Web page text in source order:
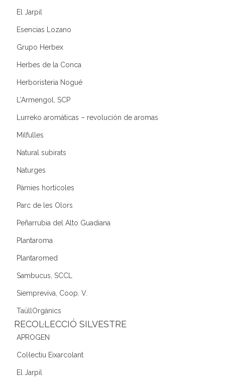
El Jarpil
Esencias Lozano
Grupo Herbex
Herbes de la Conca
Herboristeria Nogué
L'Armengol, SCP
Lurreko aromáticas – revolución de aromas
Milfulles
Natural subirats
Naturges
Pàmies hortícoles
Parc de les Olors
Peñarrubia del Alto Guadiana
Plantaroma
Plantaromed
Sambucus, SCCL
Siempreviva, Coop. V.
TaüllOrgànics
RECOL·LECCIÓ SILVESTRE
APROGEN
Col·lectiu Eixarcolant
El Jarpil